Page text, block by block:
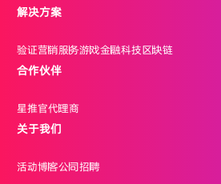
解决方案
验证营销服务游戏金融科技区块链
合作伙伴
星推官代理商
关于我们
活动博客公司招聘